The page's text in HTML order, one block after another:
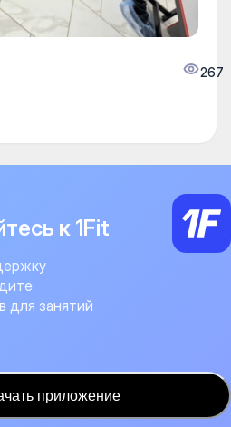
267
к 1Fit
для занятий
приложение